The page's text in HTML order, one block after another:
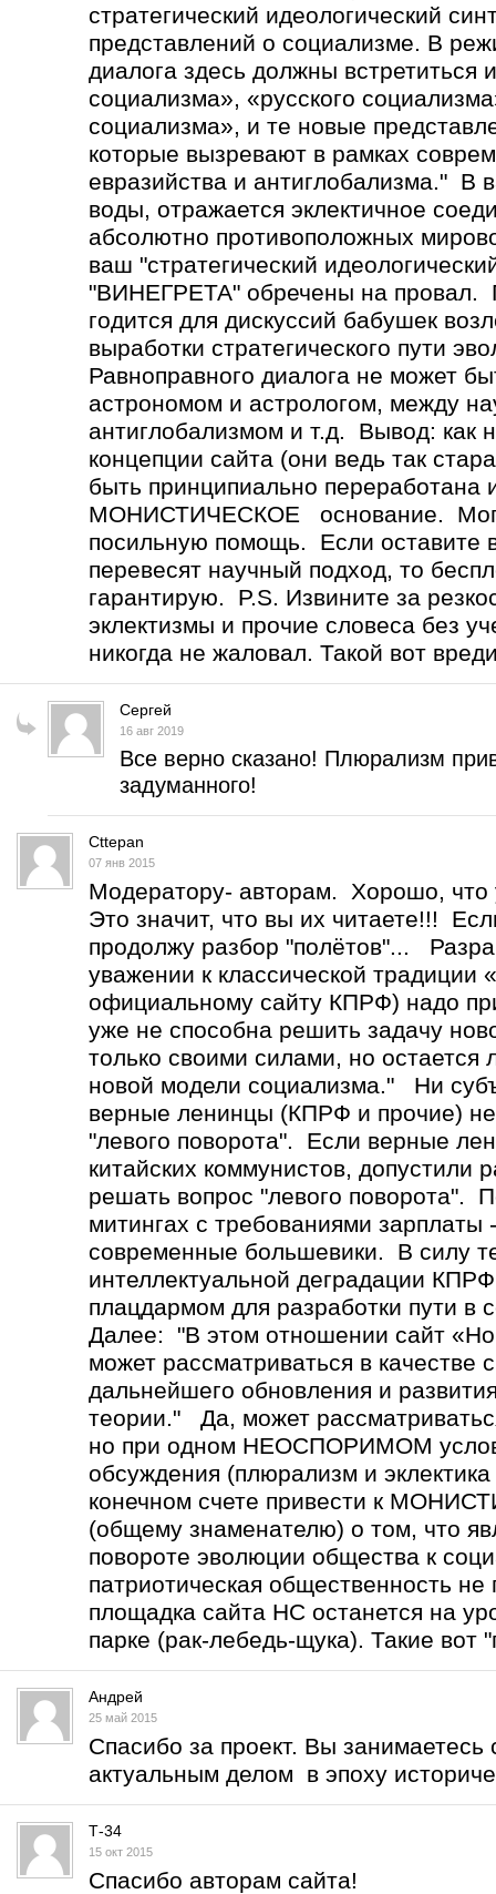
стратегический идеологический
представлений о социализме. В
диалога здесь должны встретиться
социализма», «русского
социализма», и те новые
которые вызревают в рамках
евразийства и антиглобализма." В
воды, отражается эклектичное
абсолютно противоположных
ваш "стратегический
"ВИНЕГРЕТА" обречены на
годится для дискуссий бабушек
выработки стратегического пути
Равноправного диалога не
астрономом и астрологом, между
антиглобализмом и т.д. Вывод: как
концепции сайта (они ведь так
быть принципиально переработана
МОНИСТИЧЕСКОЕ основание. Могу
посильную помощь. Если оставите
перевесят научный подход, то
гарантирую. P.S. Извините за
эклектизмы и прочие словеса без
никогда не жаловал. Такой вот
Сергей
16 авг 2019
Все верно сказано! Плюрализм
задуманного!
Cttepan
07 янв 2015
Модератору- авторам. Хорошо, что
Это значит, что вы их читаете!!!
продолжу разбор "полётов"...
уважении к классической традиции
официальному сайту КПРФ) надо
уже не способна решить задачу
только своими силами, но
новой модели социализма." Ни
верные ленинцы (КПРФ и прочие)
"левого поворота". Если верные
китайских коммунистов, допустили
решать вопрос "левого поворота".
митингах с требованиями зарплаты
современные большевики. В силу
интеллектуальной деградации
плацдармом для разработки пути в
Далее: "В этом отношении сайт
может рассматриваться в качестве
дальнейшего обновления и
теории." Да, может
но при одном НЕОСПОРИМОМ
обсуждения (плюрализм и
конечном счете привести к
(общему знаменателю) о том, что
повороте эволюции общества к
патриотическая общественность не
площадка сайта НС останется на
парке (рак-лебедь-щука). Такие вот
Андрей
25 май 2015
Спасибо за проект. Вы
актуальным делом в эпоху
Т-34
15 окт 2015
Спасибо авторам сайта!